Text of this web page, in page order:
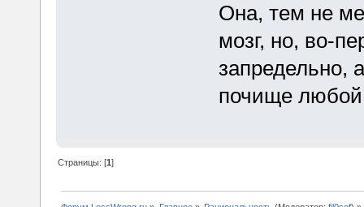
Она, тем не
мозг, но, во-
запредельно,
почище
Страницы: [1]